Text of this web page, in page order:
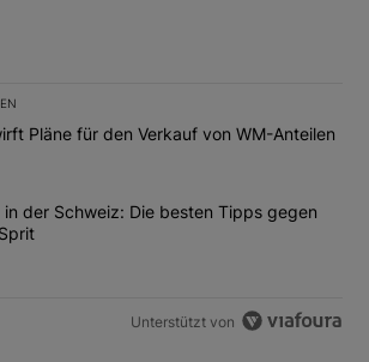
Liste der am meisten kommentierten
dem Titel "Fifa verwirft Pläne für den
Pläne für den Verkauf von WM-Anteilen
dem Titel "Tanken in der Schweiz: Die
in der Schweiz: Die besten Tipps gegen
Unterstützt von